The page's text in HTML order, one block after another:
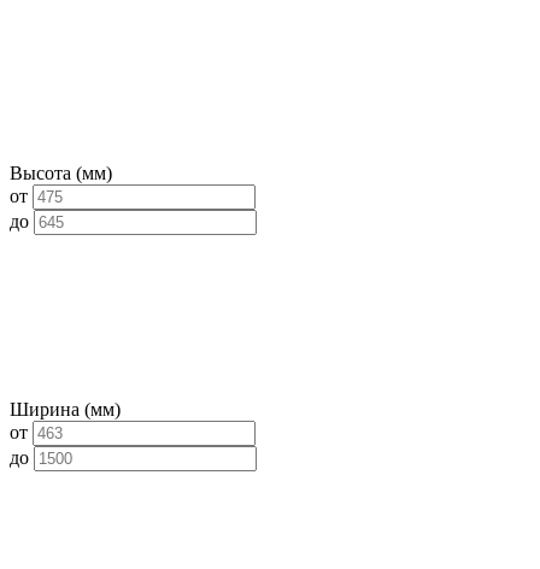
Высота (мм)
от
до
Ширина (мм)
от
до